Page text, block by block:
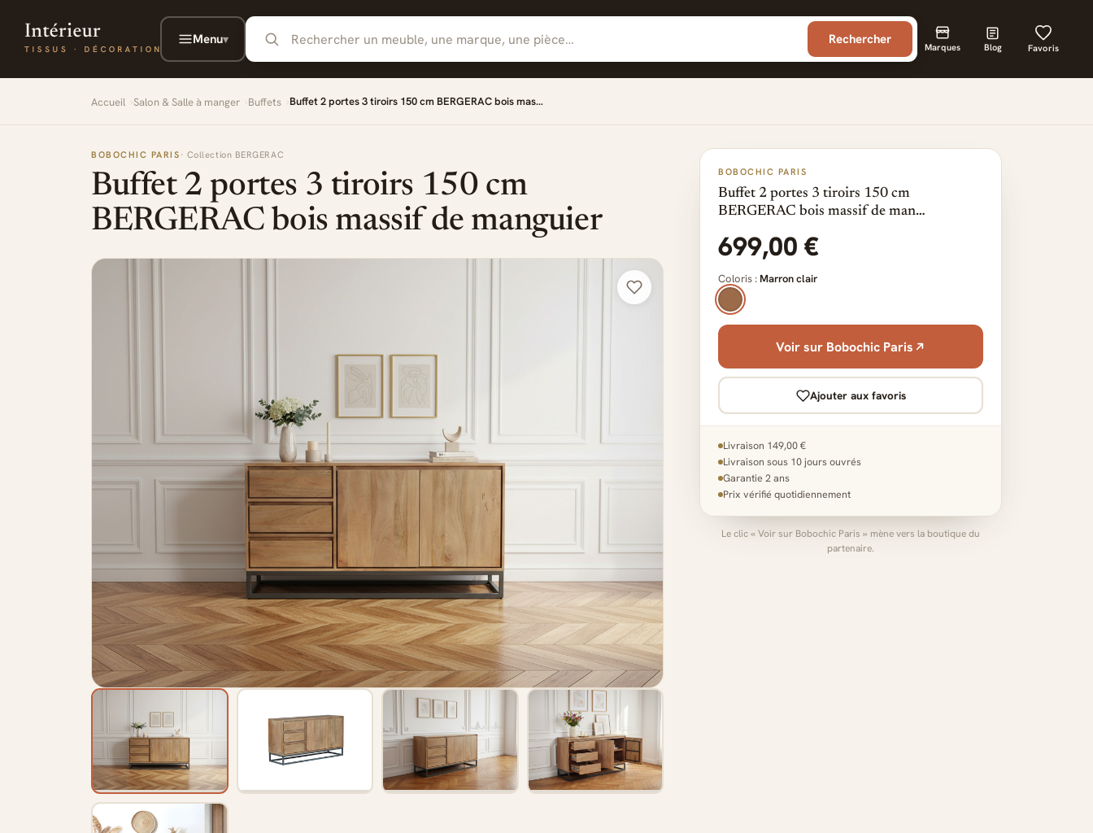
Menu▾ Rechercher Marques Blog Favoris
Accueil Salon & Salle à manger Buffets Buffet 2 portes 3 tiroirs 150 cm BERGERAC bois mas…
BOBOCHIC PARIS · Collection BERGERAC
Buffet 2 portes 3 tiroirs 150 cm
BERGERAC bois massif de manguier
BOBOCHIC PARIS
Buffet 2 portes 3 tiroirs 150 cm
BERGERAC bois massif de man…
699,00 €
Coloris : Marron clair
Voir sur Bobochic Paris
Ajouter aux favoris
Livraison 149,00 €
Livraison sous 10 jours ouvrés
Garantie 2 ans
Prix vérifié quotidiennement
Le clic « Voir sur Bobochic Paris » mène vers la boutique du
partenaire.